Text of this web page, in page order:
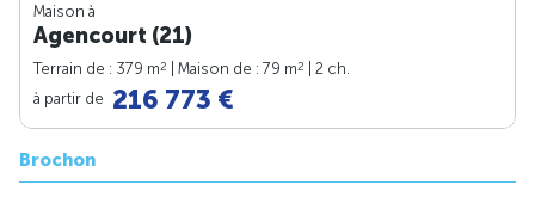
Maison à
Agencourt (21)
Terrain de : 379 m2 | Maison de : 79 m2
| 2 ch.
à partir de 216 773 €
Brochon